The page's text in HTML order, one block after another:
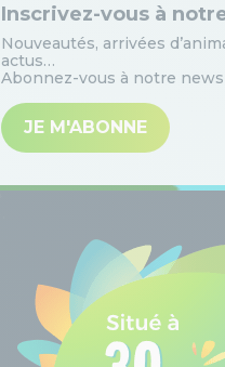
Inscrivez-vous à
Nouveautés, arrivées
actus…
Abonnez-vous à notre
JE M'ABONNE